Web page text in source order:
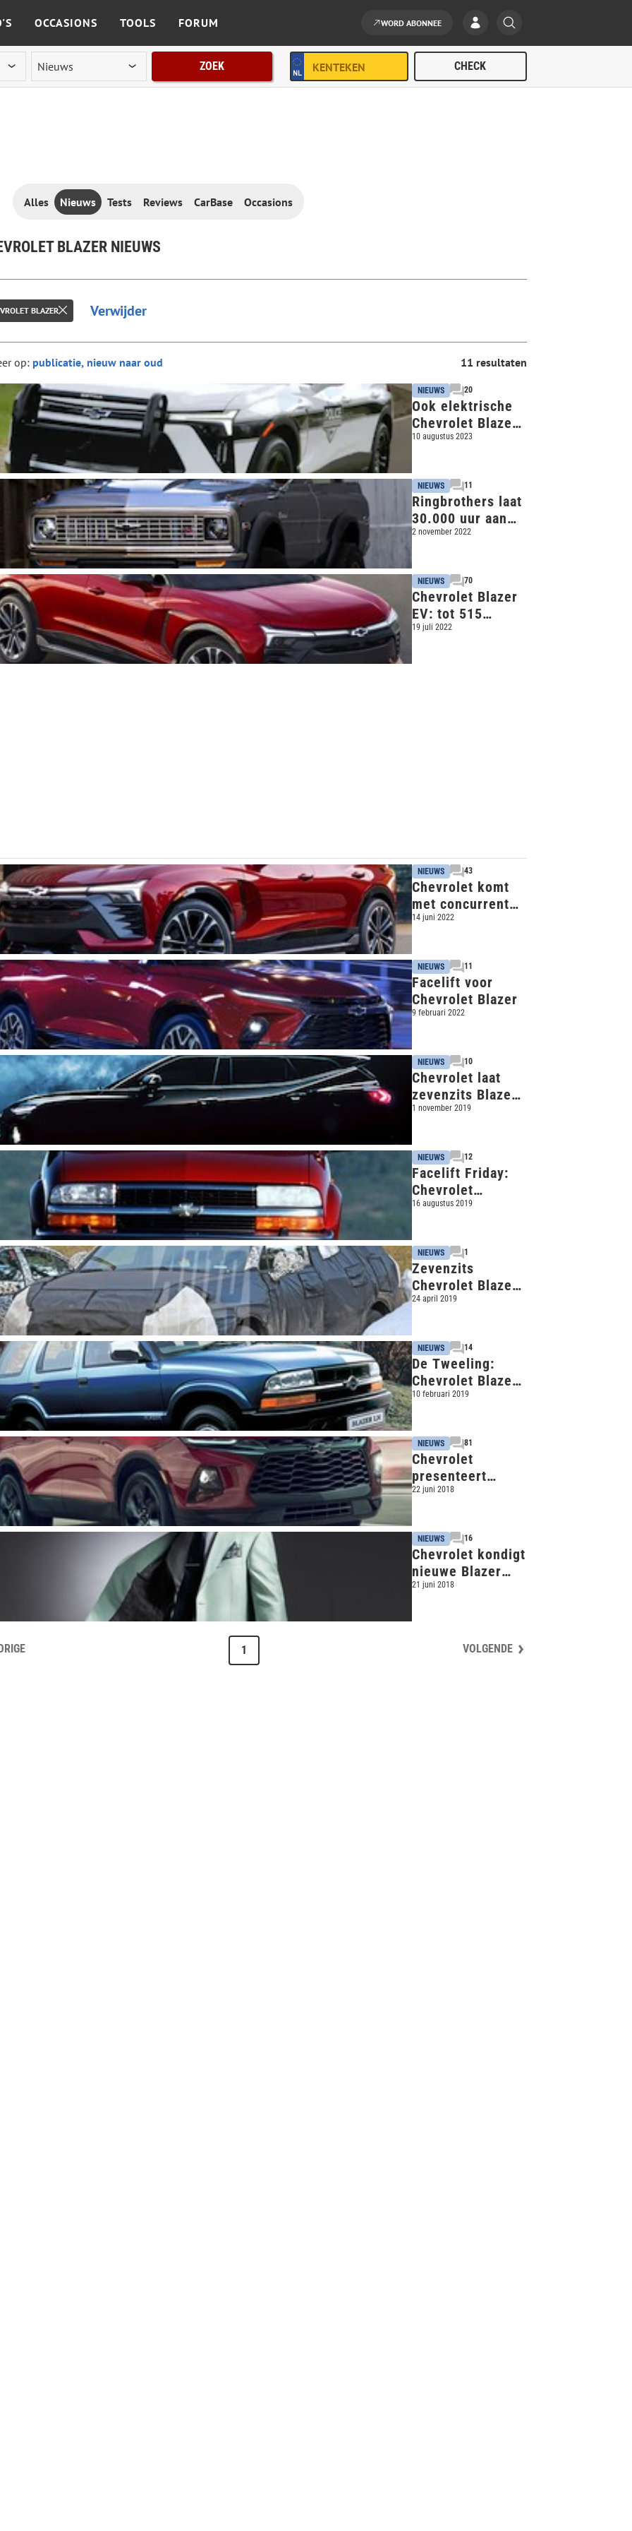
OCCASIONS TOOLS FORUM WORD ABONNEE
ZOEK
Alles Nieuws Tests Reviews CarBase Occasions
BLAZER NIEUWS
BLAZER Verwijder
op: 11 resultaten
NIEUWS 20
Ook elektrische
Chevrolet Blazer
EV wordt
10 augustus 2023
NIEUWS 11
Ringbrothers laat
30.000 uur aan
werk zien op
2 november 2022
NIEUWS 70
Chevrolet Blazer
EV: tot 515
kilometer
19 juli 2022
NIEUWS 43
Chevrolet komt
met concurrent
Ford Mustang
Mach-E
14 juni 2022
NIEUWS 11
Facelift voor
Chevrolet Blazer
9 februari 2022
NIEUWS 10
Chevrolet laat
zevenzits Blazer
zien
1 november 2019
NIEUWS 12
Facelift Friday:
Chevrolet
Blazer/S10
16 augustus 2019
NIEUWS 1
Zevenzits
Chevrolet Blazer
op pad
24 april 2019
NIEUWS 14
De Tweeling:
Chevrolet Blazer
– Opel Blazer
10 februari 2019
NIEUWS 81
Chevrolet
presenteert
nieuwe Blazer
22 juni 2018
NIEUWS 16
Chevrolet kondigt
nieuwe Blazer
aan
21 juni 2018
VOLGENDE
1